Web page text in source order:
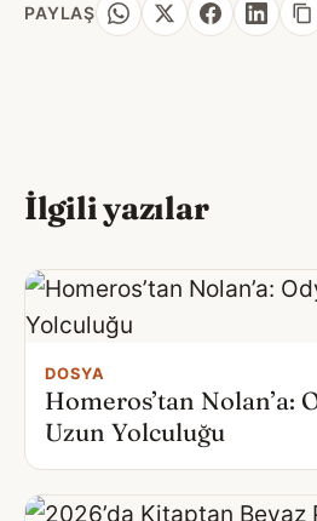
PAYLAŞ
İlgili yazılar
DOSYA
Homeros’tan Nolan’a:
Uzun Yolculuğu